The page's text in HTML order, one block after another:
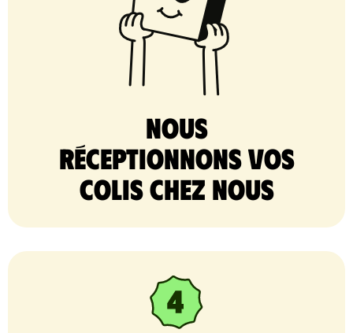
nous
réceptionnons vos
colis chez nous